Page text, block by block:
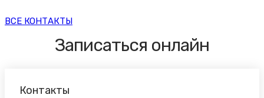
ВСЕ КОНТАКТЫ
Записаться онлайн
Контакты